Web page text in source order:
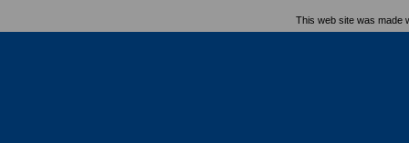
This web site was made